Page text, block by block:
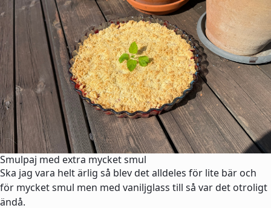
Smulpaj med extra mycket smul
Ska jag vara helt ärlig så blev det alldeles för lite bär och
för mycket smul men med vaniljglass till så var det otroligt
ändå.